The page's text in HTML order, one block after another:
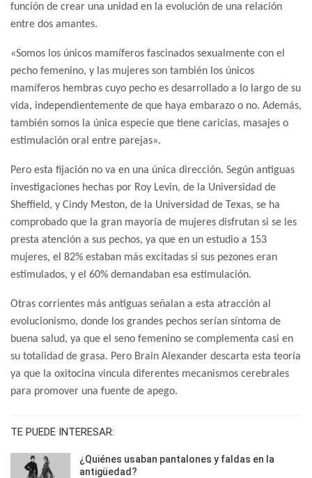
función de crear una unidad en la evolución de una relación
entre dos amantes.
«Somos los únicos mamíferos fascinados sexualmente con el
pecho femenino, y las mujeres son también los únicos
mamíferos hembras cuyo pecho es desarrollado a lo largo de su
vida, independientemente de que haya embarazo o no. Además,
también somos la única especie que tiene caricias, masajes o
estimulación oral entre parejas».
Pero esta fijación no va en una única dirección. Según antiguas
investigaciones hechas por Roy Levin, de la Universidad de
Sheffield, y Cindy Meston, de la Universidad de Texas, se ha
comprobado que la gran mayoría de mujeres disfrutan si se les
presta atención a sus pechos, ya que en un estudio a 153
mujeres, el 82% estaban más excitadas si sus pezones eran
estimulados, y el 60% demandaban esa estimulación.
Otras corrientes más antiguas señalan a esta atracción al
evolucionismo, donde los grandes pechos serían síntoma de
buena salud, ya que el seno femenino se complementa casi en
su totalidad de grasa. Pero Brain Alexander descarta esta teoría
ya que la oxitocina vincula diferentes mecanismos cerebrales
para promover una fuente de apego.
TE PUEDE INTERESAR:
¿Quiénes usaban pantalones y faldas en la
antigüedad?